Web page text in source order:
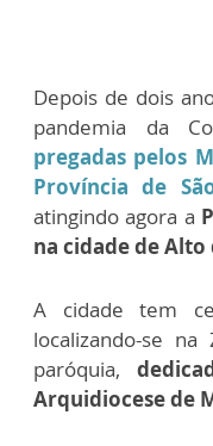
Depois de dois
pandemia da
pregadas pelos
Província de
atingindo agora a
na cidade de Alto
A cidade tem
localizando-se
paróquia,
Arquidiocese de